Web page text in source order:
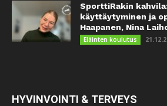
SporttiRakin
käyttäytyminen ja
Haapanen, Nina
Eläinten koulutus
HYVINVOINTI & TERVEYS